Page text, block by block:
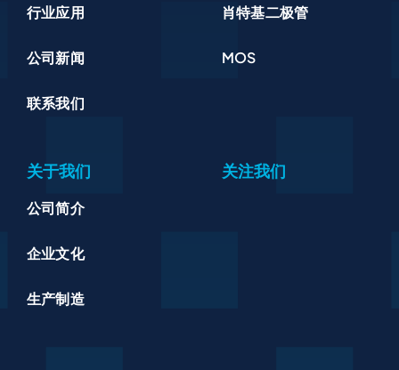
行业应用
公司新闻
联系我们
肖特基二极管
MOS
关于我们
公司简介
企业文化
生产制造
关注我们